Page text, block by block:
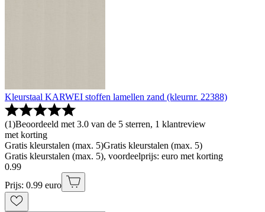
Kleurstaal KARWEI stoffen lamellen zand (kleurnr. 22388)
(1)Beoordeeld met 3.0 van de 5 sterren, 1 klantreview
met korting
Gratis kleurstalen (max. 5)Gratis kleurstalen (max. 5)
Gratis kleurstalen (max. 5), voordeelprijs: euro met korting
0.99
Prijs: 0.99 euro